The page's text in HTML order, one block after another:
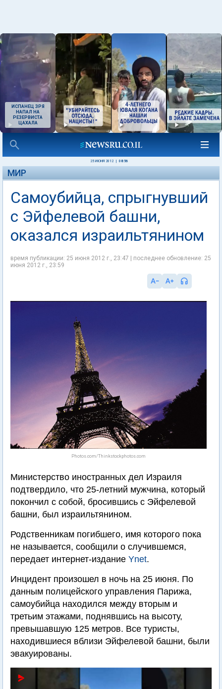
ИСПАНЕЦ ЗРЯ
НАПАЛ НА
РЕЗЕРВИСТА
ЦАХАЛА
25 ИЮНЯ 2012 08:56
МИР
Самоубийца, спрыгнувший
с Эйфелевой башни,
оказался израильтянином
время публикации: 25 июня 2012 г., 23:47 | последнее обновление: 25
июня 2012 г., 23:59
Photos.com/Thinkstockphotos.com
Министерство иностранных дел Израиля
подтвердило, что 25-летний мужчина, который
покончил с собой, бросившись с Эйфелевой
башни, был израильтянином.
Родственникам погибшего, имя которого пока
не называется, сообщили о случившемся,
передает интернет-издание Ynet.
Инцидент произошел в ночь на 25 июня. По
данным полицейского управления Парижа,
самоубийца находился между вторым и
третьим этажами, поднявшись на высоту,
превышавшую 125 метров. Все туристы,
находившиеся вблизи Эйфелевой башни, были
эвакуированы.